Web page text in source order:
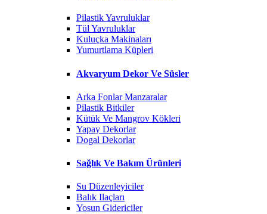
Pilastik Yavruluklar
Tül Yavruluklar
Kuluçka Makinaları
Yumurtlama Küpleri
Akvaryum Dekor Ve Süsler
Arka Fonlar Manzaralar
Pilastik Bitkiler
Kütük Ve Mangrov Kökleri
Yapay Dekorlar
Dogal Dekorlar
Sağlık Ve Bakım Ürünleri
Su Düzenleyiciler
Balık Ilaçları
Yosun Gidericiler